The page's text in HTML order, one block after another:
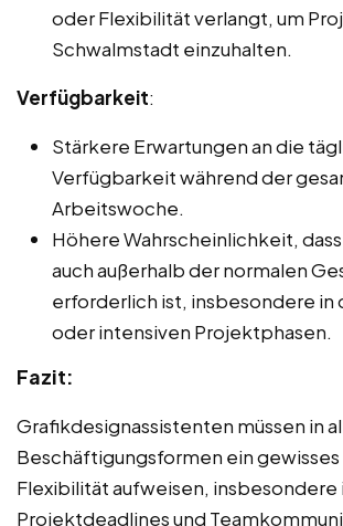
oder Flexibilität verlangt, um
Schwalmstadt einzuhalten.
Verfügbarkeit:
Stärkere Erwartungen an die
Verfügbarkeit während der
Arbeitswoche.
Höhere Wahrscheinlichkeit,
auch außerhalb der normalen
erforderlich ist, insbesondere in
oder intensiven Projektphasen.
Fazit:
Grafikdesignassistenten müssen in
Beschäftigungsformen ein gewisses
Flexibilität aufweisen, insbesondere
Projektdeadlines und